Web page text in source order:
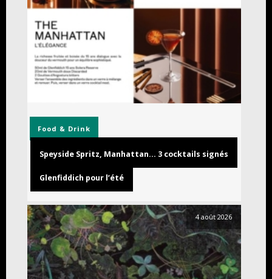
Food & Drink
Speyside Spritz, Manhattan… 3 cocktails signés
Glenfiddich pour l’été
4 août 2026